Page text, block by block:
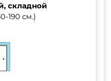
складной
190 см.)